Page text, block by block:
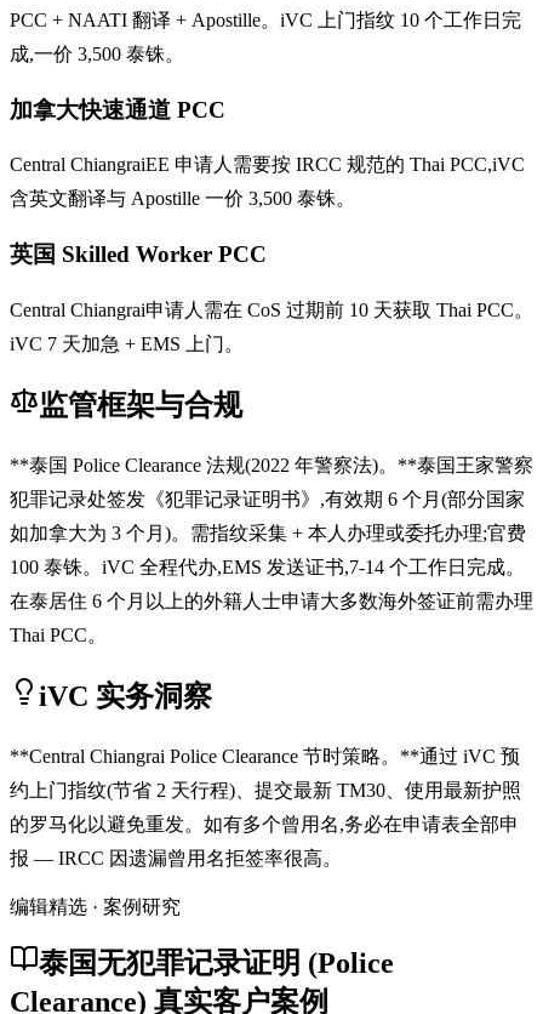
PCC + NAATI 翻译 + Apostille。iVC 上门指纹 10 个工作日完
成,一价 3,500 泰铢。
加拿大快速通道 PCC
Central ChiangraiEE 申请人需要按 IRCC 规范的 Thai PCC,iVC
含英文翻译与 Apostille 一价 3,500 泰铢。
英国 Skilled Worker PCC
Central Chiangrai申请人需在 CoS 过期前 10 天获取 Thai PCC。
iVC 7 天加急 + EMS 上门。
监管框架与合规
**泰国 Police Clearance 法规(2022 年警察法)。**泰国王家警察
犯罪记录处签发《犯罪记录证明书》,有效期 6 个月(部分国家
如加拿大为 3 个月)。需指纹采集 + 本人办理或委托办理;官费
100 泰铢。iVC 全程代办,EMS 发送证书,7-14 个工作日完成。
在泰居住 6 个月以上的外籍人士申请大多数海外签证前需办理
Thai PCC。
iVC 实务洞察
**Central Chiangrai Police Clearance 节时策略。**通过 iVC 预
约上门指纹(节省 2 天行程)、提交最新 TM30、使用最新护照
的罗马化以避免重发。如有多个曾用名,务必在申请表全部申
报 — IRCC 因遗漏曾用名拒签率很高。
编辑精选 · 案例研究
泰国无犯罪记录证明 (Police
Clearance) 真实客户案例